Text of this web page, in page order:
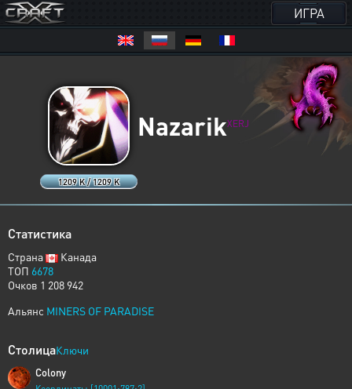
ИГРА
1209 K / 1209 K
NazarikXERJ
Статистика
Страна
Канада
ТОП 6678
Очков 1 208 942
Альянс MINERS OF PARADISE
СтолицаКлючи
Colony